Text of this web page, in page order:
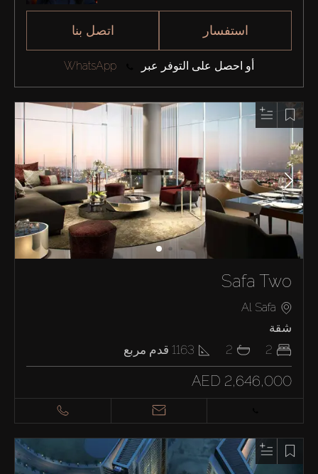
اتصل بنا استفسار
أو احصل على التوفر عبر WhatsApp
Safa Two
Al Safa
شقة
2
2
1163 قدم مربع
AED 2,646,000